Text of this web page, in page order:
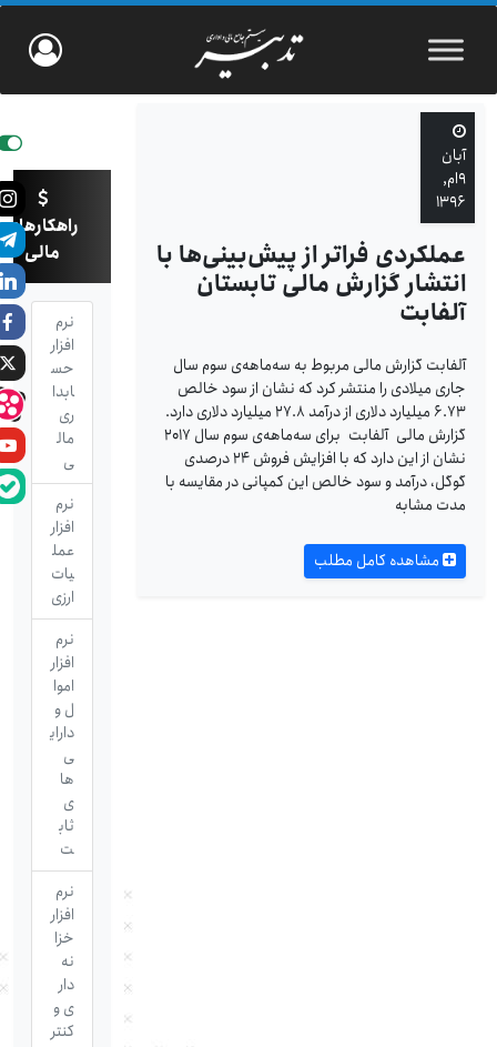
آبان
۹ام,
۱۳۹۶
عملکردی فراتر از پیش‌بینی‌ها با
انتشار گزارش مالی تابستان
آلفابت
آلفابت گزارش مالی مربوط به سه‌ماهه‌ی سوم سال
جاری میلادی را منتشر کرد که نشان از سود خالص
۶.۷۳ میلیارد دلاری از درآمد ۲۷.۸ میلیارد دلاری دارد.
گزارش مالی آلفابت برای سه‌ماهه‌ی سوم سال ۲۰۱۷
نشان از این دارد که با افزایش فروش ۲۴ درصدی
گوگل، درآمد و سود خالص این کمپانی در مقایسه با
مدت مشابه
مشاهده کامل مطلب
راهکارهای
مالی
نرم
افزار
حس
ابدا
ری
مال
ی
نرم
افزار
عمل
یات
ارزی
نرم
افزار
اموا
ل و
دارای
ی
ها
ی
ثاب
ت
نرم
افزار
خزا
نه
دار
ی و
کنتر